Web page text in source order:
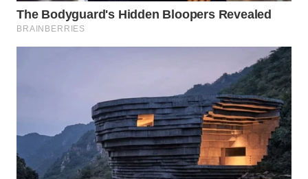
WN
MAJALENGKA
SUKABUMI
WN